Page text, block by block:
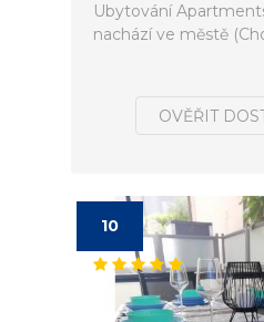
Ubytování
nachází ve městě
OVĚŘIT
10